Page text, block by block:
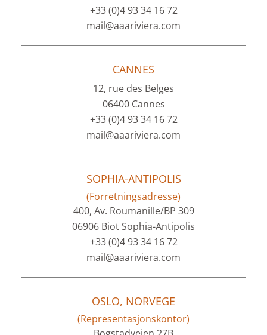
+33 (0)4 93 34 16 72
mail@aaariviera.com
CANNES
12, rue des Belges
06400 Cannes
+33 (0)4 93 34 16 72
mail@aaariviera.com
SOPHIA-ANTIPOLIS
(Forretningsadresse)
400, Av. Roumanille/BP 309
06906 Biot Sophia-Antipolis
+33 (0)4 93 34 16 72
mail@aaariviera.com
OSLO, NORVEGE
(Representasjonskontor)